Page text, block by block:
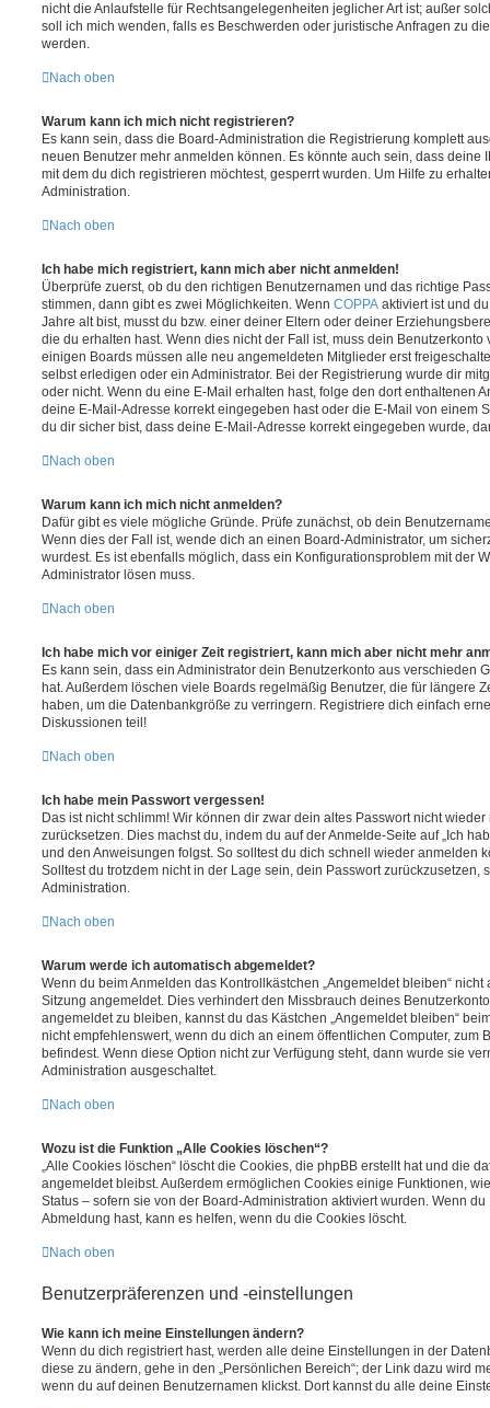
nicht die Anlaufstelle für Rechtsangelegenheiten jeglicher Art ist; außer
soll ich mich wenden, falls es Beschwerden oder juristische Anfragen zu
werden.
Nach oben
Warum kann ich mich nicht registrieren?
Es kann sein, dass die Board-Administration die Registrierung komplett
neuen Benutzer mehr anmelden können. Es könnte auch sein, dass deine
mit dem du dich registrieren möchtest, gesperrt wurden. Um Hilfe zu
Administration.
Nach oben
Ich habe mich registriert, kann mich aber nicht anmelden!
Überprüfe zuerst, ob du den richtigen Benutzernamen und das richtige
stimmen, dann gibt es zwei Möglichkeiten. Wenn COPPA aktiviert ist und
Jahre alt bist, musst du bzw. einer deiner Eltern oder deiner
die du erhalten hast. Wenn dies nicht der Fall ist, muss dein
einigen Boards müssen alle neu angemeldeten Mitglieder erst
selbst erledigen oder ein Administrator. Bei der Registrierung wurde dir
oder nicht. Wenn du eine E-Mail erhalten hast, folge den dort enthaltenen
deine E-Mail-Adresse korrekt eingegeben hast oder die E-Mail von einem
du dir sicher bist, dass deine E-Mail-Adresse korrekt eingegeben wurde,
Nach oben
Warum kann ich mich nicht anmelden?
Dafür gibt es viele mögliche Gründe. Prüfe zunächst, ob dein
Wenn dies der Fall ist, wende dich an einen Board-Administrator, um
wurdest. Es ist ebenfalls möglich, dass ein Konfigurationsproblem mit der
Administrator lösen muss.
Nach oben
Ich habe mich vor einiger Zeit registriert, kann mich aber nicht mehr
Es kann sein, dass ein Administrator dein Benutzerkonto aus verschieden
hat. Außerdem löschen viele Boards regelmäßig Benutzer, die für längere
haben, um die Datenbankgröße zu verringern. Registriere dich einfach
Diskussionen teil!
Nach oben
Ich habe mein Passwort vergessen!
Das ist nicht schlimm! Wir können dir zwar dein altes Passwort nicht
zurücksetzen. Dies machst du, indem du auf der Anmelde-Seite auf „Ich
und den Anweisungen folgst. So solltest du dich schnell wieder anmelden
Solltest du trotzdem nicht in der Lage sein, dein Passwort zurückzusetzen,
Administration.
Nach oben
Warum werde ich automatisch abgemeldet?
Wenn du beim Anmelden das Kontrollkästchen „Angemeldet bleiben“
Sitzung angemeldet. Dies verhindert den Missbrauch deines
angemeldet zu bleiben, kannst du das Kästchen „Angemeldet bleiben“
nicht empfehlenswert, wenn du dich an einem öffentlichen Computer, zum
befindest. Wenn diese Option nicht zur Verfügung steht, dann wurde sie
Administration ausgeschaltet.
Nach oben
Wozu ist die Funktion „Alle Cookies löschen“?
„Alle Cookies löschen“ löscht die Cookies, die phpBB erstellt hat und die
angemeldet bleibst. Außerdem ermöglichen Cookies einige Funktionen,
Status – sofern sie von der Board-Administration aktiviert wurden. Wenn
Abmeldung hast, kann es helfen, wenn du die Cookies löscht.
Nach oben
Benutzerpräferenzen und -einstellungen
Wie kann ich meine Einstellungen ändern?
Wenn du dich registriert hast, werden alle deine Einstellungen in der
diese zu ändern, gehe in den „Persönlichen Bereich“; der Link dazu wird
wenn du auf deinen Benutzernamen klickst. Dort kannst du alle deine